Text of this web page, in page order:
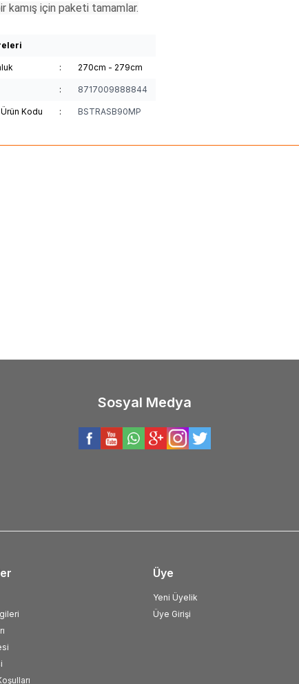
kamış için paketi tamamlar.
: 270cm - 279cm
: 8717009888844
Kodu : BSTRASB90MP
Sosyal Medya
Üye
Yeni Üyelik
Üye Girişi